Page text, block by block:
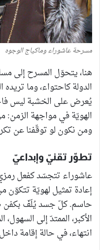
مسرحة عاشوراء وماكياج الوجوه
هنا، يتحوّل المسرح إلى
الدولة كاحتواء، وما
يُعرض على الخشبة ليس
الهويّة في مواجهة الزمن:
ومن نكون لو توقّفنا عن
تطوّر تقنيّ وإبداعيّ
عاشوراء تتجسّد كفعل
إعادة تمثيل لهويّة تتكوّن
حاسم. كلّ جسد يُلَفّ بكفن
الأكبر، الممتدّ إلى
انتهاء، في حالة إقامة